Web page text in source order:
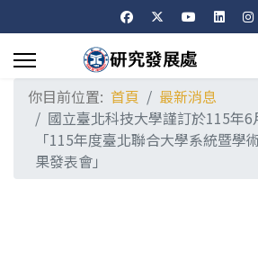
你目前位置: 首頁
最新消息
國立臺北科技大學謹訂於115年
「115年度臺北聯合大學系統暨學
果發表會」